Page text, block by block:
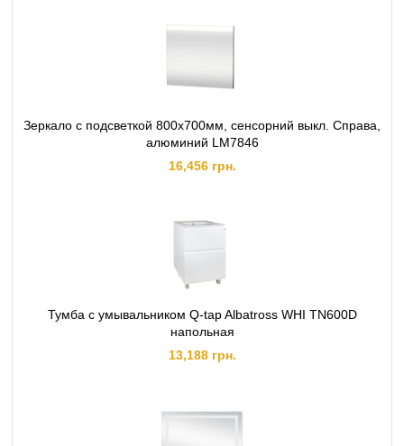
Зеркало с подсветкой 800х700мм, сенсорний выкл. Справа,
алюминий LM7846
16,456 грн.
Тумба с умывальником Q-tap Albatross WHI TN600D
напольная
13,188 грн.